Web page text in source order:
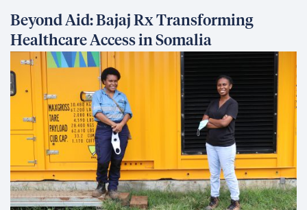
Beyond Aid: Bajaj Rx Transforming
Healthcare Access in Somalia